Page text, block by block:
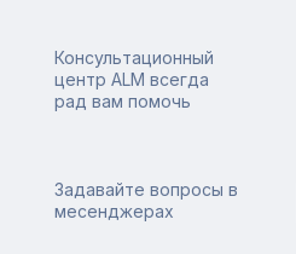
Консультационный
центр ALM всегда
рад вам помочь
Задавайте вопросы в
месенджерах